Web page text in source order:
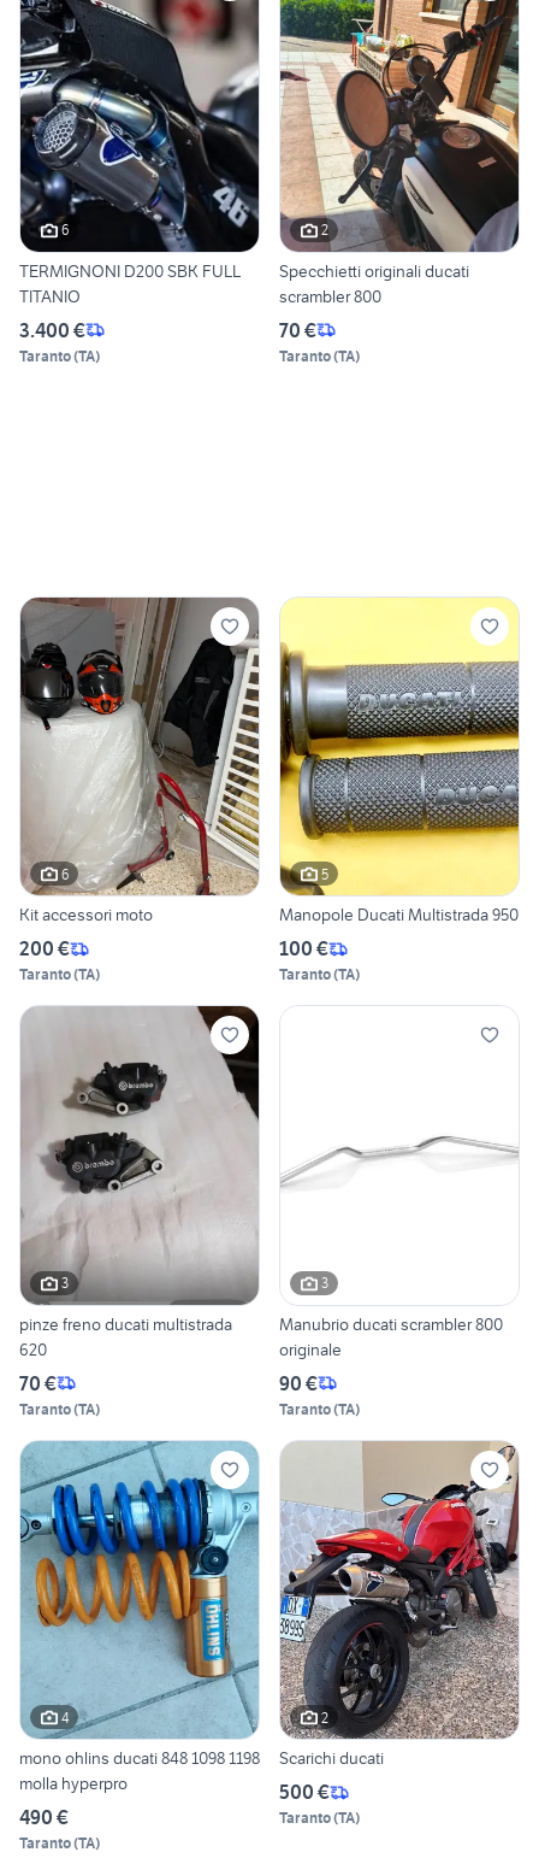
6
TERMIGNONI D200 SBK FULL
TITANIO
3.400 €
Taranto(TA)
2
Specchietti originali ducati
scrambler 800
70 €
Taranto(TA)
6
Kit accessori moto
200 €
Taranto(TA)
5
Manopole Ducati Multistrada 950
100 €
Taranto(TA)
3
pinze freno ducati multistrada
620
70 €
Taranto(TA)
3
Manubrio ducati scrambler 800
originale
90 €
Taranto(TA)
4
mono ohlins ducati 848 1098 1198
molla hyperpro
490 €
Taranto(TA)
2
Scarichi ducati
500 €
Taranto(TA)